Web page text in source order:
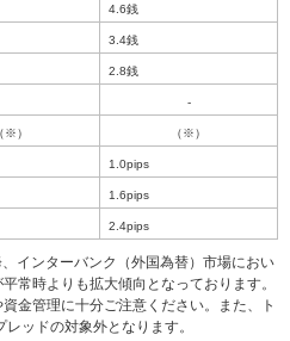
4.6銭
3.4銭
2.8銭
-
（※） （※）
1.0pips
1.6pips
2.4pips
インターバンク（外国為替）市場におい
常時よりも拡大傾向となっております。
金管理に十分ご注意ください。また、ト
ッドの対象外となります。